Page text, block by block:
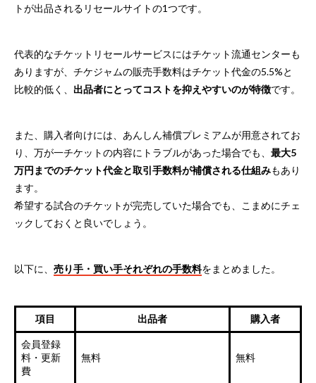
トが出品されるリセールサイトの1つです。
代表的なチケットリセールサービスにはチケット流通センターも
ありますが、チケジャムの販売手数料はチケット代金の5.5%と
比較的低く、 出品者にとってコストを抑えやすいのが特徴です。
また、購入者向けには、あんしん補償プレミアムが用意されてお
り、万が一チケットの内容にトラブルがあった場合でも、 最大5
万円までのチケット代金と取引手数料が補償される仕組みもあり
ます。
希望する試合のチケットが完売していた場合でも、こまめにチェ
ックしておくと良いでしょう。
以下に、 売り手・買い手それぞれの手数料をまとめました。
項目 出品者 購入者
会員登録
料・更新
費
無料 無料